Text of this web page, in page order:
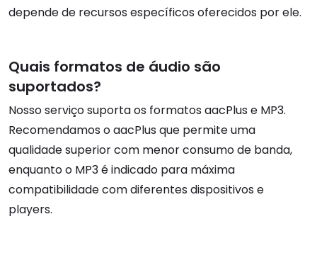
depende de recursos específicos oferecidos por ele.
Quais formatos de áudio são
suportados?
Nosso serviço suporta os formatos aacPlus e MP3.
Recomendamos o aacPlus que permite uma
qualidade superior com menor consumo de banda,
enquanto o MP3 é indicado para máxima
compatibilidade com diferentes dispositivos e
players.